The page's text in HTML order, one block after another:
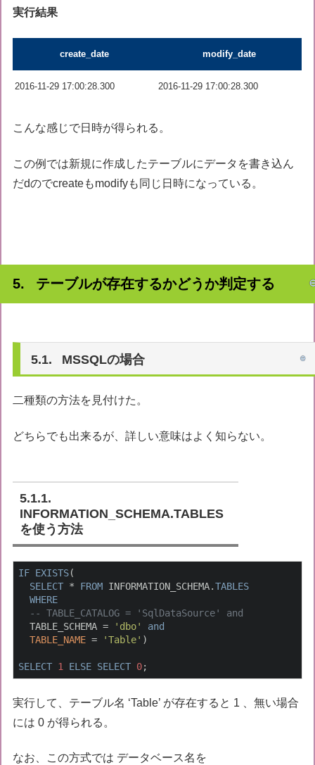
実行結果
create_date modify_date
2016-11-29 17:00:28.300 2016-11-29 17:00:28.300
こんな感じで日時が得られる。
この例では新規に作成したテーブルにデータを書き込ん
だdのでcreateもmodifyも同じ日時になっている。
テーブルが存在するかどうか判定する
MSSQLの場合
二種類の方法を見付けた。
どちらでも出来るが、詳しい意味はよく知らない。
INFORMATION_SCHEMA.TABLES
を使う方法
IF EXISTS(
SELECT * FROM INFORMATION_SCHEMA.TABLES
WHERE
-- TABLE_CATALOG = 'SqlDataSource' and
  TABLE_SCHEMA =
'dbo'
and
TABLE_NAME = 'Table' )
SELECT 1 ELSE SELECT 0;
実行して、テーブル名 ‘Table’ が存在すると 1 、無い場合
には 0 が得られる。
なお、この方式では データベース名を